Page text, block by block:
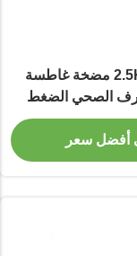
2.5KW 7.5KW QJB مضخة غاطسة
الصحي الضغط
أفضل سعر